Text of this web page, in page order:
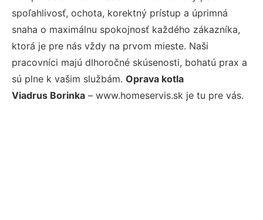
spoľahlivosť, ochota, korektný prístup a úprimná
snaha o maximálnu spokojnosť každého zákazníka,
ktorá je pre nás vždy na prvom mieste. Naši
pracovníci majú dlhoročné skúsenosti, bohatú prax a
sú plne k vašim službám. Oprava kotla
Viadrus Borinka – www.homeservis.sk je tu pre vás.